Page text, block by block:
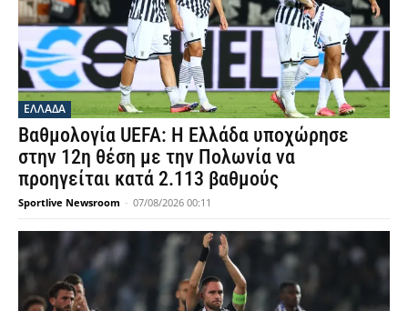
ΕΛΛΑΔΑ
Βαθμολογία UEFA: Η Ελλάδα υποχώρησε
στην 12η θέση με την Πολωνία να
προηγείται κατά 2.113 βαθμούς
Sportlive Newsroom - 07/08/2026 00:11